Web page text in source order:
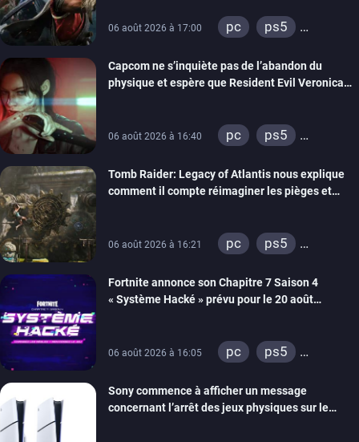
06 août 2026 à 17:00 pc
ps5
switch 2
Capcom ne s’inquiète pas de l’abandon du
physique et espère que Resident Evil Veronica
06 août 2026 à 16:40 pc
ps5
switch 2
Tomb Raider: Legacy of Atlantis nous explique
comment il compte réimaginer les pièges et
06 août 2026 à 16:21 pc
ps5
switch 2
Fortnite annonce son Chapitre 7 Saison 4
« Système Hacké » prévu pour le 20 août
06 août 2026 à 16:05 pc
ps5
switch
ios
android
ps4
Sony commence à afficher un message
concernant l’arrêt des jeux physiques sur le